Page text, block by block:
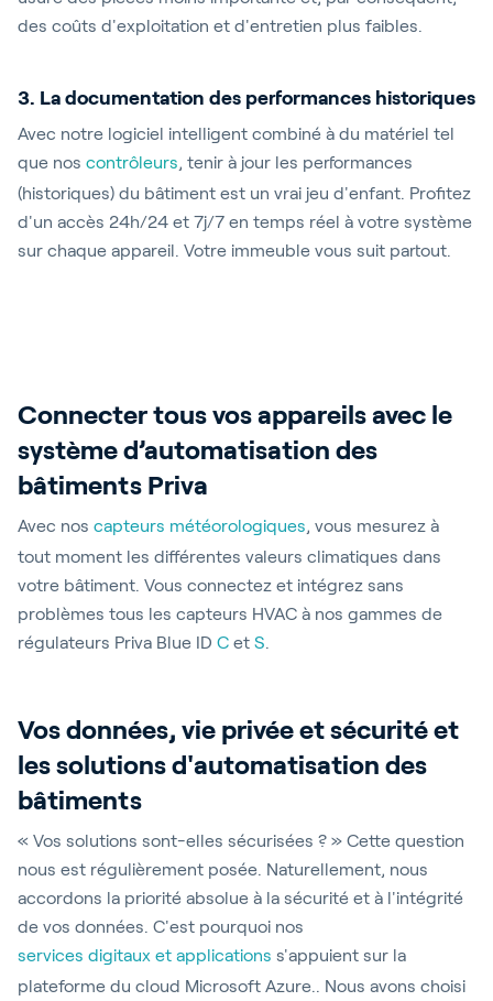
des coûts d'exploitation et d'entretien plus faibles.
3. La documentation des performances historiques
Avec notre logiciel intelligent combiné à du matériel tel
que nos contrôleurs, tenir à jour les performances
(historiques) du bâtiment est un vrai jeu d'enfant. Profitez
d'un accès 24h/24 et 7j/7 en temps réel à votre système
sur chaque appareil. Votre immeuble vous suit partout.
Connecter tous vos appareils avec le
système d’automatisation des
bâtiments Priva
Avec nos capteurs météorologiques, vous mesurez à
tout moment les différentes valeurs climatiques dans
votre bâtiment. Vous connectez et intégrez sans
problèmes tous les capteurs HVAC à nos gammes de
régulateurs Priva Blue ID C et S
Vos données, vie privée et sécurité et
les solutions d'automatisation des
bâtiments
« Vos solutions sont-elles sécurisées ? » Cette question
nous est régulièrement posée. Naturellement, nous
accordons la priorité absolue à la sécurité et à l'intégrité
de vos données. C'est pourquoi nos
services digitaux et applications s'appuient sur la
plateforme du cloud Microsoft Azure.. Nous avons choisi